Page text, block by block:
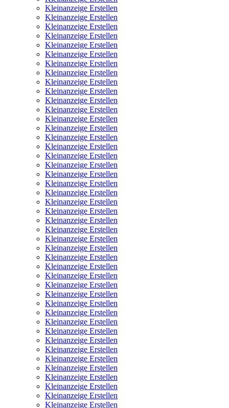
Kleinanzeige Erstellen
Kleinanzeige Erstellen
Kleinanzeige Erstellen
Kleinanzeige Erstellen
Kleinanzeige Erstellen
Kleinanzeige Erstellen
Kleinanzeige Erstellen
Kleinanzeige Erstellen
Kleinanzeige Erstellen
Kleinanzeige Erstellen
Kleinanzeige Erstellen
Kleinanzeige Erstellen
Kleinanzeige Erstellen
Kleinanzeige Erstellen
Kleinanzeige Erstellen
Kleinanzeige Erstellen
Kleinanzeige Erstellen
Kleinanzeige Erstellen
Kleinanzeige Erstellen
Kleinanzeige Erstellen
Kleinanzeige Erstellen
Kleinanzeige Erstellen
Kleinanzeige Erstellen
Kleinanzeige Erstellen
Kleinanzeige Erstellen
Kleinanzeige Erstellen
Kleinanzeige Erstellen
Kleinanzeige Erstellen
Kleinanzeige Erstellen
Kleinanzeige Erstellen
Kleinanzeige Erstellen
Kleinanzeige Erstellen
Kleinanzeige Erstellen
Kleinanzeige Erstellen
Kleinanzeige Erstellen
Kleinanzeige Erstellen
Kleinanzeige Erstellen
Kleinanzeige Erstellen
Kleinanzeige Erstellen
Kleinanzeige Erstellen
Kleinanzeige Erstellen
Kleinanzeige Erstellen
Kleinanzeige Erstellen
Kleinanzeige Erstellen